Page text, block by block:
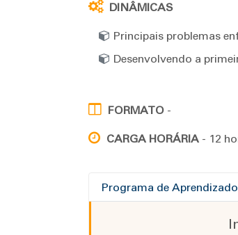
DINÂMICAS
Principais problemas
Desenvolvendo a
FORMATO -
CARGA HORÁRIA - 12
Programa de